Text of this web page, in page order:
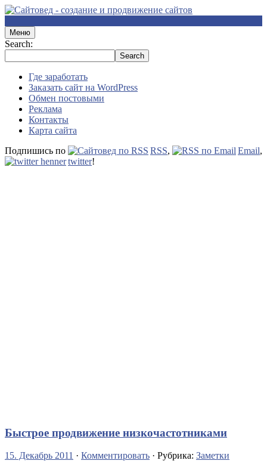
Меню
Search:
Где заработать
Заказать сайт на WordPress
Обмен постовыми
Реклама
Контакты
Карта сайта
Подпишись по
RSS, Email,
twitter!
Быстрое продвижение низкочастотниками
15. Декабрь 2011 · Комментировать · Рубрика: Заметки